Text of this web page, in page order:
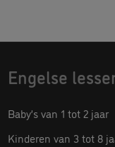
Engelse
Baby’s van 1 tot 2 jaar
Kinderen van 3 tot 8